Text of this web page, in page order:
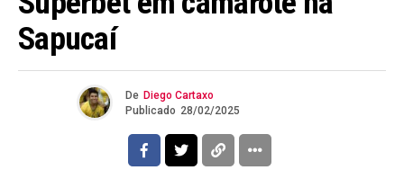
Sapucaí
De Diego Cartaxo
Publicado 28/02/2025